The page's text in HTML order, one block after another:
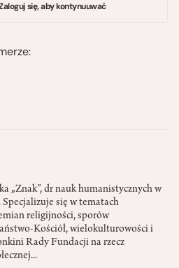
„Znak”, dr nauk humanistycznych w
się w tematach
religijności, sporów
­Kościół, wielokulturowości i
Rady Fundacji na rzecz
się, aby kontynuuwać